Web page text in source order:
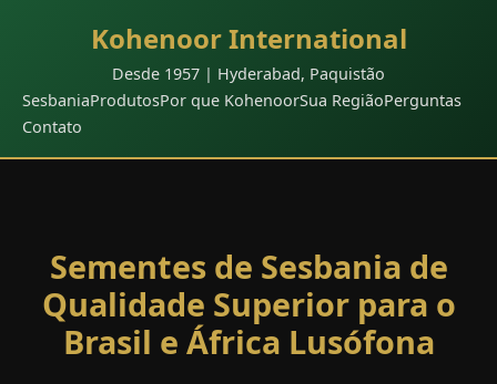
Kohenoor International
Desde 1957 | Hyderabad, Paquistão
SesbaniaProdutosPor que KohenoorSua RegiãoPerguntas
Contato
Sementes de Sesbania de
Qualidade Superior para o
Brasil e África Lusófona